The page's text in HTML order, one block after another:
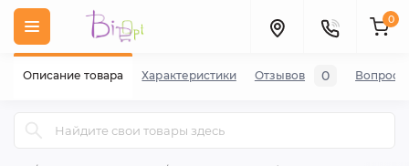
0
Описание товара Характеристики Отзывов 0 Вопросы